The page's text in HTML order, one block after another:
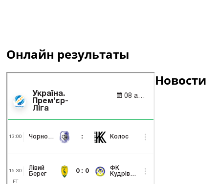
Онлайн результаты
Новости